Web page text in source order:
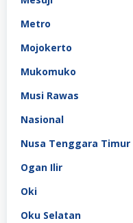
Metro
Mojokerto
Mukomuko
Musi Rawas
Nasional
Nusa Tenggara Timur
Ogan Ilir
Oki
Oku Selatan